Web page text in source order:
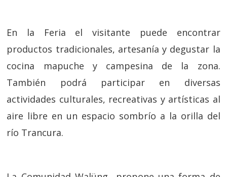
En la Feria el visitante puede encontrar
productos tradicionales, artesanía y degustar la
cocina mapuche y campesina de la zona.
También podrá participar en diversas
actividades culturales, recreativas y artísticas al
aire libre en un espacio sombrío a la orilla del
río Trancura.